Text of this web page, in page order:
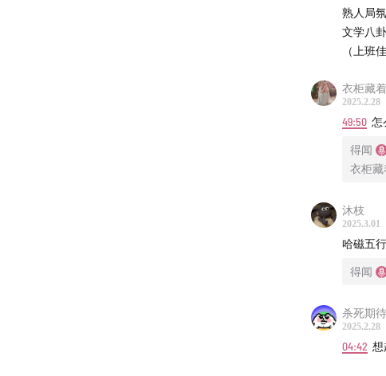
尤里卡
01:00:01从侦
《
01:08:04风
-提及-
《汉斯·普法
熟人局
文学八
（上班
衣柜藏
2025.2.28
49:50 怎
得闻
衣柜
沐枝
2025.3.01
哈磁五
得闻
杀死期
2025.2.28
04:42 想